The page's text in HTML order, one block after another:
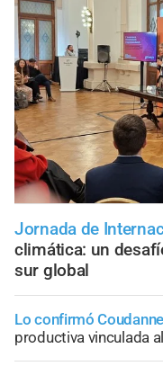
Jornada de
climática: un
sur global
Lo confirmó
productiva vinculada